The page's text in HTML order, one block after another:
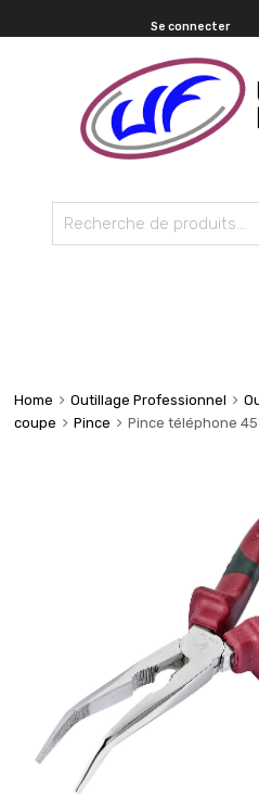
Se connecter
Home Outillage Professionnel
coupe
Pince Pince téléphone